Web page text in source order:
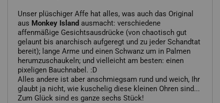
Unser plüschiger Affe hat alles, was auch das Original
aus Monkey Island ausmacht: verschiedene
affenmäßige Gesichtsausdrücke (von chaotisch gut
gelaunt bis anarchisch aufgeregt und zu jeder Schandtat
bereit); lange Arme und einen Schwanz um in Palmen
herumzuschaukeln; und vielleicht am besten: einen
pixeligen Bauchnabel. :D
Alles andere ist aber anschmiegsam rund und weich, Ihr
glaubt ja nicht, wie kuschelig diese kleinen Ohren sind...
Zum Glück sind es ganze sechs Stück!